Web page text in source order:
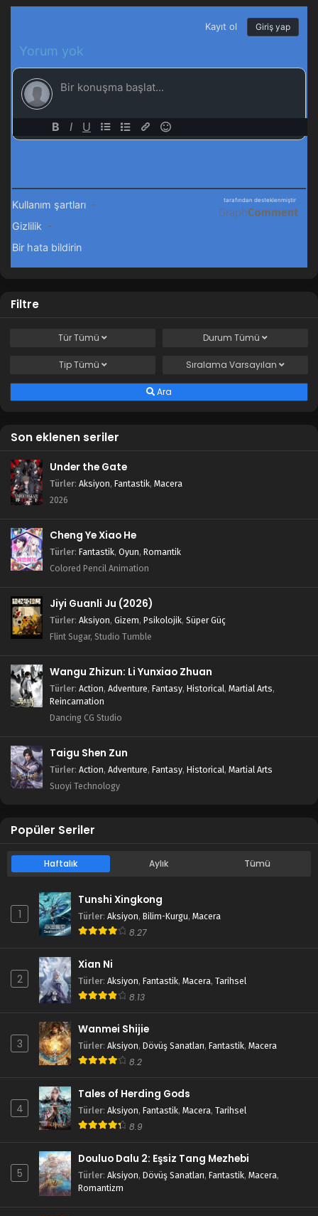
Filtre
TürTümü Durum Tümü
TipTümü Sıralama Varsayılan
Ara
Son eklenen seriler
Under the Gate
Türler: Aksiyon, Fantastik, Macera
2026
Cheng Ye Xiao He
Türler: Fantastik, Oyun, Romantik
Colored Pencil Animation
Jiyi Guanli Ju (2026)
Türler: Aksiyon, Gizem, Psikolojik, Süper Güç
Flint Sugar, Studio Tumble
Wangu Zhizun: Li Yunxiao Zhuan
Türler: Action, Adventure, Fantasy, Historical, Martial Arts,
Reincarnation
Dancing CG Studio
Taigu Shen Zun
Türler: Action, Adventure, Fantasy, Historical, Martial Arts
Suoyi Technology
Popüler Seriler
Haftalık Aylık Tümü
1
Tunshi Xingkong
Türler: Aksiyon, Bilim-Kurgu, Macera
8.27
2
Xian Ni
Türler: Aksiyon, Fantastik, Macera, Tarihsel
8.13
3
Wanmei Shijie
Türler: Aksiyon, Dövüş Sanatları, Fantastik, Macera
8.2
4
Tales of Herding Gods
Türler: Aksiyon, Fantastik, Macera, Tarihsel
8.9
5
Douluo Dalu 2: Eşsiz Tang Mezhebi
Türler: Aksiyon, Dövüş Sanatları, Fantastik, Macera,
Romantizm